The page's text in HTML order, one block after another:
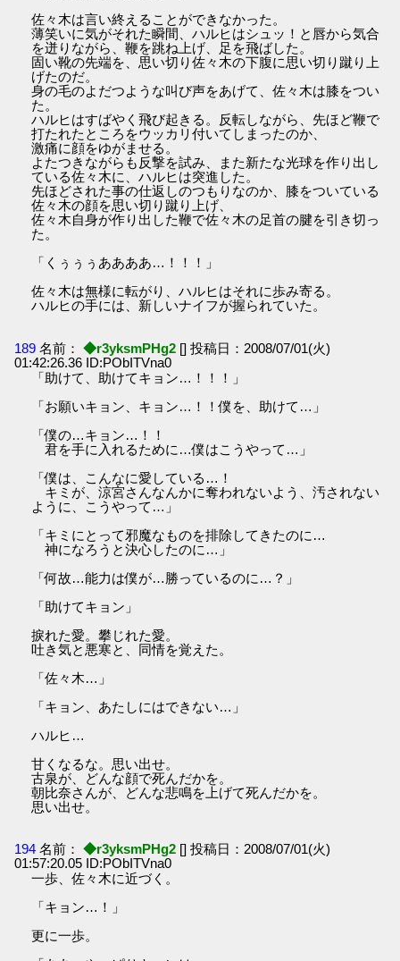
佐々木は言い終えることができなかった。
薄笑いに気がそれた瞬間、ハルヒはシュッ！と唇から気合
を迸りながら、鞭を跳ね上げ、足を飛ばした。
固い靴の先端を、思い切り佐々木の下腹に思い切り蹴り上
げたのだ。
身の毛のよだつような叫び声をあげて、佐々木は膝をつい
た。
ハルヒはすばやく飛び起きる。反転しながら、先ほど鞭で
打たれたところをウッカリ付いてしまったのか、
激痛に顔をゆがませる。
よたつきながらも反撃を試み、また新たな光球を作り出し
ている佐々木に、ハルヒは突進した。
先ほどされた事の仕返しのつもりなのか、膝をついている
佐々木の顔を思い切り蹴り上げ、
佐々木自身が作り出した鞭で佐々木の足首の腱を引き切っ
た。
「くぅぅぅああああ…！！！」
佐々木は無様に転がり、ハルヒはそれに歩み寄る。
ハルヒの手には、新しいナイフが握られていた。
189 名前： ◆r3yksmPHg2 [] 投稿日：2008/07/01(火)
01:42:26.36 ID:PObITVna0
「助けて、助けてキョン…！！！」
「お願いキョン、キョン…！！僕を、助けて…」
「僕の…キョン…！！
君を手に入れるために…僕はこうやって…」
「僕は、こんなに愛している…！
キミが、涼宮さんなんかに奪われないよう、汚されない
ように、こうやって…」
「キミにとって邪魔なものを排除してきたのに…
神になろうと決心したのに…」
「何故…能力は僕が…勝っているのに…？」
「助けてキョン」
捩れた愛。攀じれた愛。
吐き気と悪寒と、同情を覚えた。
「佐々木…」
「キョン、あたしにはできない…」
ハルヒ…
甘くなるな。思い出せ。
古泉が、どんな顔で死んだかを。
朝比奈さんが、どんな悲鳴を上げて死んだかを。
思い出せ。
194 名前： ◆r3yksmPHg2 [] 投稿日：2008/07/01(火)
01:57:20.05 ID:PObITVna0
一歩、佐々木に近づく。
「キョン…！」
更に一歩。